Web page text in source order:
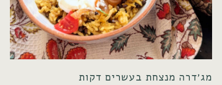
מג׳דרה מנצחת בעשרים דקות